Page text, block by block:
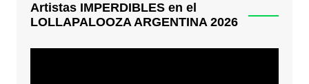
Artistas IMPERDIBLES en el
LOLLAPALOOZA ARGENTINA 2026